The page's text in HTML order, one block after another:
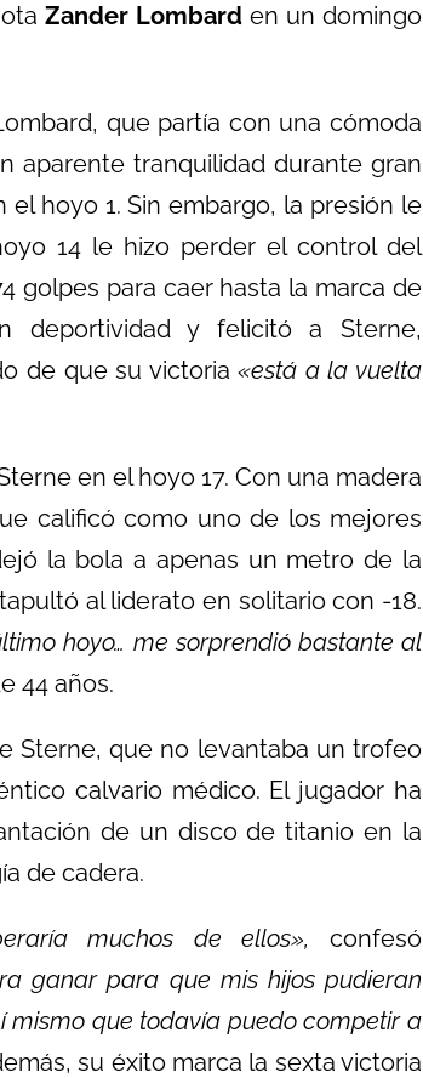
Zander Lombard en un domingo
que partía con una cómoda
aparente tranquilidad durante gran
hoyo 1. Sin embargo, la presión le
14 le hizo perder el control del
golpes para caer hasta la marca de
deportividad y felicitó a Sterne,
de que su victoria«está a la vuelta
en el hoyo 17. Con una madera
calificó como uno de los mejores
la bola a apenas un metro de la
al liderato en solitario con -18.
hoyo… me sorprendió bastante al
44 años.
Sterne, que no levantaba un trofeo
calvario médico. El jugador ha
de un disco de titanio en la
de cadera.
muchos de ellos»,
confesó
ganar para que mis hijos pudieran
mismo que todavía puedo competir a
su éxito marca la sexta victoria